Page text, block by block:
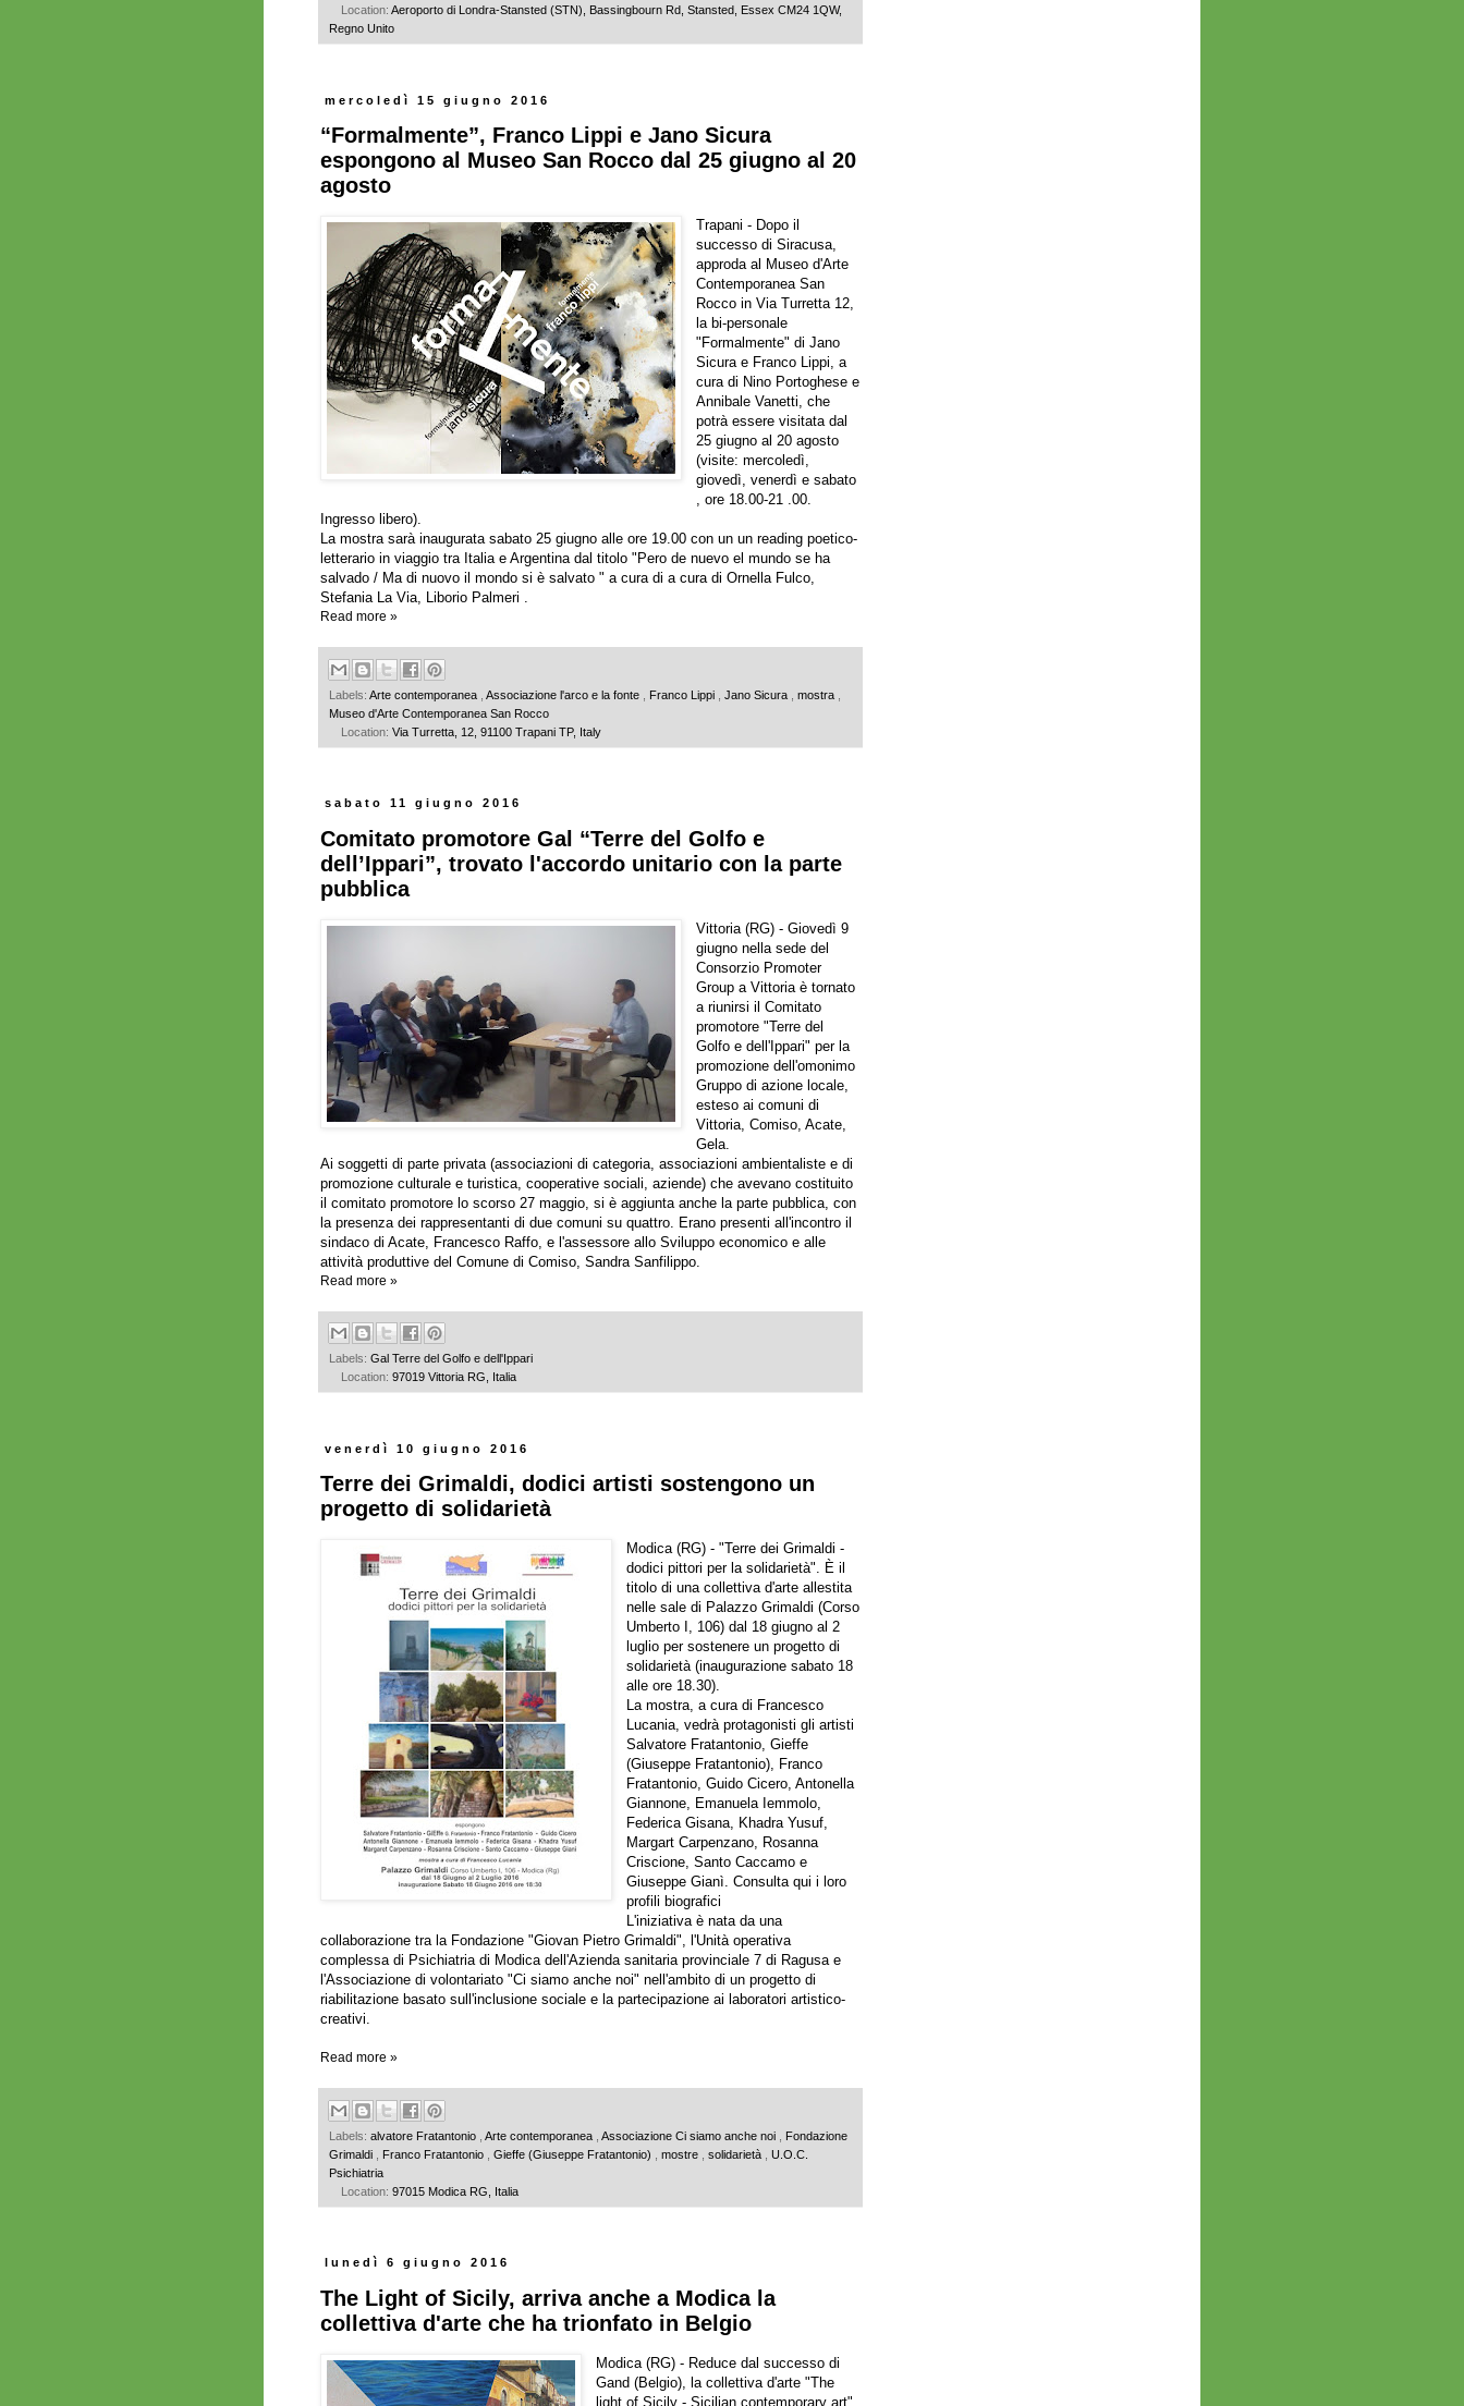
Location: Aeroporto di Londra-Stansted (STN), Bassingbourn Rd, Stansted, Essex CM24 1QW,
Regno Unito
mercoledì 15 giugno 2016
“Formalmente”, Franco Lippi e Jano Sicura
espongono al Museo San Rocco dal 25 giugno al 20
agosto
Trapani - Dopo il
successo di Siracusa,
approda al Museo d'Arte
Contemporanea San
Rocco in Via Turretta 12,
la bi-personale
"Formalmente" di Jano
Sicura e Franco Lippi, a
cura di Nino Portoghese e
Annibale Vanetti, che
potrà essere visitata dal
25 giugno al 20 agosto
(visite: mercoledì,
giovedì, venerdì e sabato
, ore 18.00-21 .00.
Ingresso libero).
La mostra sarà inaugurata sabato 25 giugno alle ore 19.00 con un un reading poetico-
letterario in viaggio tra Italia e Argentina dal titolo "Pero de nuevo el mundo se ha
salvado / Ma di nuovo il mondo si è salvato " a cura di a cura di Ornella Fulco,
Stefania La Via, Liborio Palmeri .
Read more »
Labels: Arte contemporanea Associazione l'arco e la fonte Franco Lippi Jano Sicura mostra
Museo d'Arte Contemporanea San Rocco
Location: Via Turretta, 12, 91100 Trapani TP, Italy
sabato 11 giugno 2016
Comitato promotore Gal “Terre del Golfo e
dell’Ippari”, trovato l'accordo unitario con la parte
pubblica
Vittoria (RG) - Giovedì 9
giugno nella sede del
Consorzio Promoter
Group a Vittoria è tornato
a riunirsi il Comitato
promotore "Terre del
Golfo e dell'Ippari" per la
promozione dell'omonimo
Gruppo di azione locale,
esteso ai comuni di
Vittoria, Comiso, Acate,
Gela.
Ai soggetti di parte privata (associazioni di categoria, associazioni ambientaliste e di
promozione culturale e turistica, cooperative sociali, aziende) che avevano costituito
il comitato promotore lo scorso 27 maggio, si è aggiunta anche la parte pubblica, con
la presenza dei rappresentanti di due comuni su quattro. Erano presenti all'incontro il
sindaco di Acate, Francesco Raffo, e l'assessore allo Sviluppo economico e alle
attività produttive del Comune di Comiso, Sandra Sanfilippo.
Read more »
Labels: Gal Terre del Golfo e dell'Ippari
Location: 97019 Vittoria RG, Italia
venerdì 10 giugno 2016
Terre dei Grimaldi, dodici artisti sostengono un
progetto di solidarietà
Modica (RG) - "Terre dei Grimaldi -
dodici pittori per la solidarietà". È il
titolo di una collettiva d'arte allestita
nelle sale di Palazzo Grimaldi (Corso
Umberto I, 106) dal 18 giugno al 2
luglio per sostenere un progetto di
solidarietà (inaugurazione sabato 18
alle ore 18.30).
La mostra, a cura di Francesco
Lucania, vedrà protagonisti gli artisti
Salvatore Fratantonio, Gieffe
(Giuseppe Fratantonio), Franco
Fratantonio, Guido Cicero, Antonella
Giannone, Emanuela Iemmolo,
Federica Gisana, Khadra Yusuf,
Margart Carpenzano, Rosanna
Criscione, Santo Caccamo e
Giuseppe Gianì. Consultaqui i loro
profili biografici
L'iniziativa è nata da una
collaborazione tra la Fondazione "Giovan Pietro Grimaldi", l'Unità operativa
complessa di Psichiatria di Modica dell'Azienda sanitaria provinciale 7 di Ragusa e
l'Associazione di volontariato "Ci siamo anche noi" nell'ambito di un progetto di
riabilitazione basato sull'inclusione sociale e la partecipazione ai laboratori artistico-
creativi.
Read more »
Labels: alvatore Fratantonio Arte contemporanea Associazione Ci siamo anche noi
Fondazione
Grimaldi
Franco Fratantonio Gieffe (Giuseppe Fratantonio) mostre solidarietà
U.O.C.
Psichiatria
Location: 97015 Modica RG, Italia
lunedì 6 giugno 2016
The Light of Sicily, arriva anche a Modica la
collettiva d'arte che ha trionfato in Belgio
Modica (RG) - Reduce dal successo di
Gand (Belgio), la collettiva d'arte "The
light of Sicily - Sicilian contemporary art"